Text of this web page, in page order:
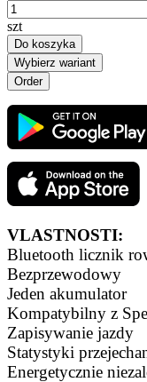
szt
Do koszyka
Wybierz wariant
VLASTNOSTI:
Bluetooth licznik
Bezprzewodowy
Jeden akumulator
Kompatybilny z
Zapisywanie jazdy
Statystyki
Energetycznie